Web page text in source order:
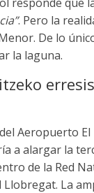
. Pero la
. De lo
la laguna.
Aeropuerto El
a alargar la
de la Red
Llobregat. La